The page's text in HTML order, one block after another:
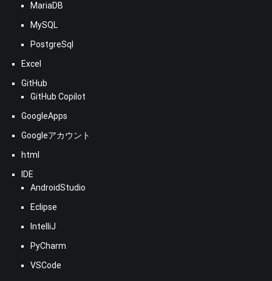
MariaDB
MySQL
PostgreSql
Excel
GitHub
GitHub Copilot
GoogleApps
Googleアカウント
html
IDE
AndroidStudio
Eclipse
IntelliJ
PyCharm
VSCode